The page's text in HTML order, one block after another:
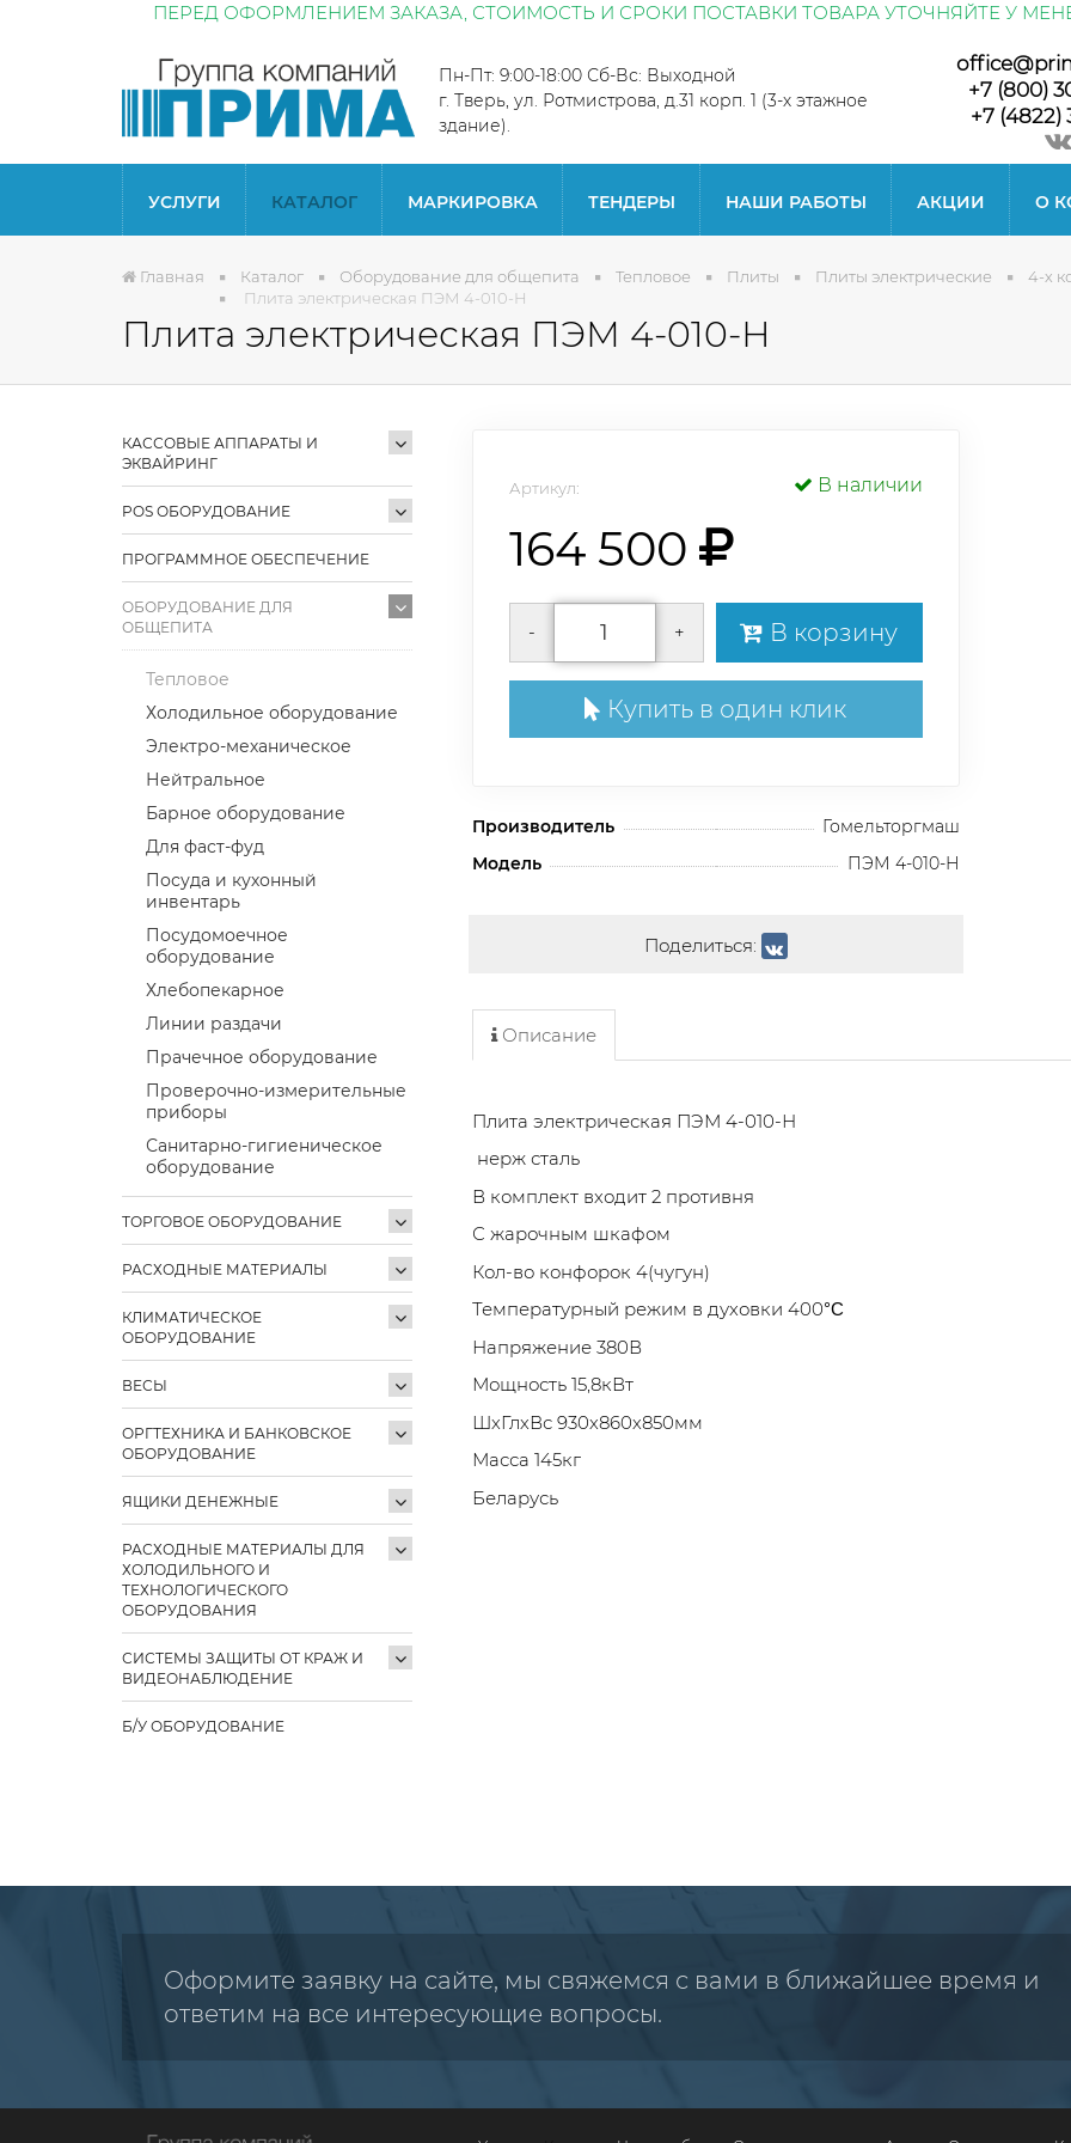
ПЕРЕД ОФОРМЛЕНИЕМ ЗАКАЗА, СТОИМОСТЬ И СРОКИ ПОСТАВКИ ТОВАРА УТОЧНЯЙТЕ У
Пн-Пт: 9:00-18:00 Сб-Вс: Выходной
г. Тверь, ул. Ротмистрова, д.31 корп. 1 (3-х этажное
здание).
+7 (800)
+7 (4822)
УСЛУГИ КАТАЛОГ МАРКИРОВКА ТЕНДЕРЫ НАШИ РАБОТЫ АКЦИИ О
Главная Каталог Оборудование для общепита Тепловое Плиты Плиты электрические
4-х
Плита электрическая ПЭМ 4-010-Н
Плита электрическая ПЭМ 4-010-Н
КАССОВЫЕ АППАРАТЫ И
ЭКВАЙРИНГ
POS ОБОРУДОВАНИЕ
ПРОГРАММНОЕ ОБЕСПЕЧЕНИЕ
ОБОРУДОВАНИЕ ДЛЯ
ОБЩЕПИТА
Тепловое
Холодильное оборудование
Электро-механическое
Нейтральное
Барное оборудование
Для фаст-фуд
Посуда и кухонный
инвентарь
Посудомоечное
оборудование
Хлебопекарное
Линии раздачи
Прачечное оборудование
Проверочно-измерительные
приборы
Санитарно-гигиеническое
оборудование
ТОРГОВОЕ ОБОРУДОВАНИЕ
РАСХОДНЫЕ МАТЕРИАЛЫ
КЛИМАТИЧЕСКОЕ
ОБОРУДОВАНИЕ
ВЕСЫ
ОРГТЕХНИКА И БАНКОВСКОЕ
ОБОРУДОВАНИЕ
ЯЩИКИ ДЕНЕЖНЫЕ
РАСХОДНЫЕ МАТЕРИАЛЫ ДЛЯ
ХОЛОДИЛЬНОГО И
ТЕХНОЛОГИЧЕСКОГО
ОБОРУДОВАНИЯ
СИСТЕМЫ ЗАЩИТЫ ОТ КРАЖ И
ВИДЕОНАБЛЮДЕНИЕ
Б/У ОБОРУДОВАНИЕ
Артикул: В наличии
164 500
- + В корзину
Купить в один клик
Производитель
Гомельторгмаш
Модель
ПЭМ 4-010-Н
Поделиться:
Описание
Плита электрическая ПЭМ 4-010-Н
нерж сталь
В комплект входит 2 противня
С жарочным шкафом
Кол-во конфорок 4(чугун)
Температурный режим в духовки 400°С
Напряжение 380В
Мощность 15,8кВт
ШхГлхВс 930х860х850мм
Масса 145кг
Беларусь
Оформите заявку на сайте, мы свяжемся с вами в ближайшее время и
ответим на все интересующие вопросы.